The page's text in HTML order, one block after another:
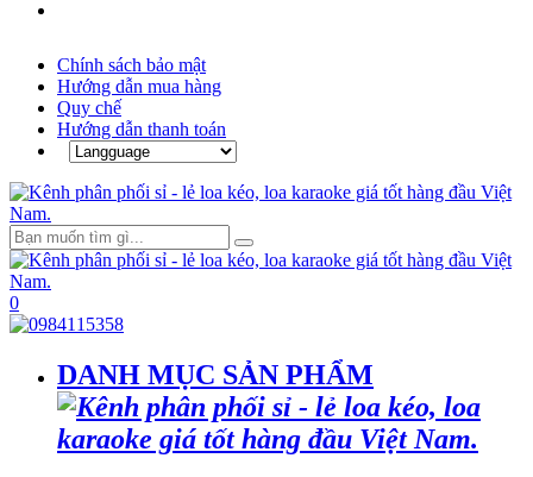
Chính sách bảo mật
Hướng dẫn mua hàng
Quy chế
Hướng dẫn thanh toán
0
DANH MỤC SẢN PHẨM